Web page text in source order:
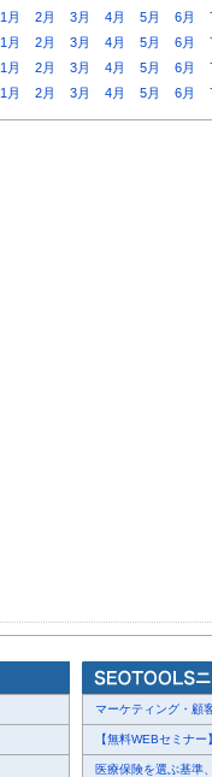
1月 2月 3月 4月 5月 6月
1月 2月 3月 4月 5月 6月
1月 2月 3月 4月 5月 6月
1月 2月 3月 4月 5月 6月
マーケティング・顧
【無料WEBセミナ
医療保険を選ぶ基準